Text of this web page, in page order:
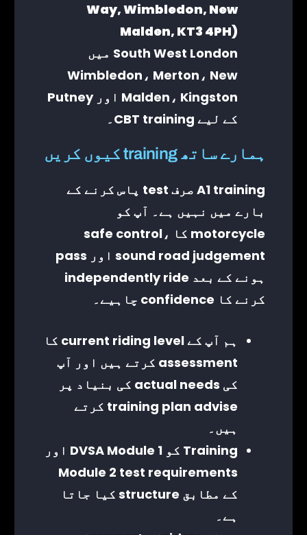
Way, Wimbledon, New
Malden, KT3 4PH)
South West London میں
Wimbledon، Merton، New
Malden، Kingston اور Putney
کے لیے CBT training۔
ہمارے ساتھ training کیوں کریں
A1 training صرف test پاس کرنے کے
بارے میں نہیں ہے۔ آپ کو
motorcycle کا safe control،
sound road judgement اور pass
ہونے کے بعد independently ride
کرنے کا confidence چاہیے۔
ہم آپ کے current riding level کا
assessment کرتے ہیں اور آپ
کی actual needs کی بنیاد پر
training plan advise کرتے
ہیں۔
Training کو DVSA Module 1 اور
Module 2 test requirements
کے مطابق structure کیا جاتا
ہے۔